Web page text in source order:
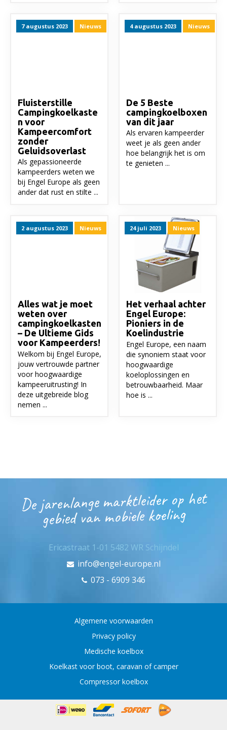
Fluisterstille
Campingkoelkaste
n voor
Kampeercomfort
zonder
Geluidsoverlast
Als gepassioneerde
kampeerders weten we
bij Engel Europe als geen
ander dat rust en stilte ...
7 augustus 2023 Nieuws
De 5 Beste
campingkoelboxen
van dit jaar
Als ervaren kampeerder
weet je als geen ander
hoe belangrijk het is om
te genieten ...
4 augustus 2023 Nieuws
Alles wat je moet
weten over
campingkoelkasten
– De Ultieme Gids
voor Kampeerders!
Welkom bij Engel Europe,
jouw vertrouwde partner
voor hoogwaardige
kampeeruitrusting! In
deze uitgebreide blog
nemen ...
2 augustus 2023 Nieuws
Het verhaal achter
Engel Europe:
Pioniers in de
Koelindustrie
Engel Europe, een naam
die synoniem staat voor
hoogwaardige
koeloplossingen en
betrouwbaarheid. Maar
hoe is ...
24 juli 2023 Nieuws
De jarenlange marktleider op het
gebied van mobiele koeling
Ericastraat 1-01 5482 WR Schijndel
info@engel-europe.nl
073 - 6909 346
Algemene voorwaarden
Privacy policy
Medische koelbox
Koelkast voor boot, caravan of camper
Compressor koelbox